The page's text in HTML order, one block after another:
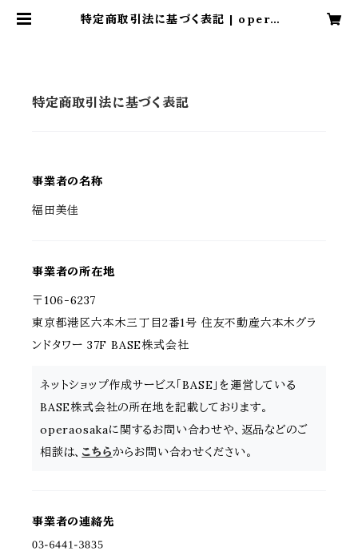
特定商取引法に基づく表記 | opera
特定商取引法に基づく表記
事業者の名称
福田美佳
事業者の所在地
〒106-6237
東京都港区六本木三丁目2番1号 住友不動産六本木グラ
ンドタワー 37F BASE株式会社
ネットショップ作成サービス「BASE」を運営している
BASE株式会社の所在地を記載しております。
operaosakaに関するお問い合わせや、返品などのご
相談は、 こちらからお問い合わせください。
事業者の連絡先